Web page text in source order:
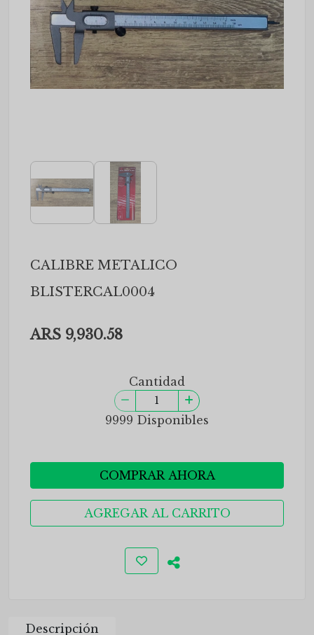
CALIBRE METALICO
BLISTERCAL0004
ARS 9,930.58
Cantidad
9999 Disponibles
COMPRAR AHORA
AGREGAR AL CARRITO
Descripción